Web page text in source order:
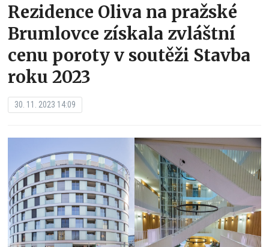
Rezidence Oliva na pražské
Brumlovce získala zvláštní
cenu poroty v soutěži Stavba
roku 2023
30. 11. 2023 14:09